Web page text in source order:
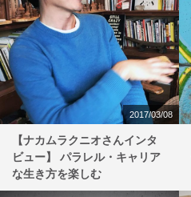
2017/03/08
【ナカムラクニオさんインタ
ビュー】 パラレル・キャリア
な生き方を楽しむ